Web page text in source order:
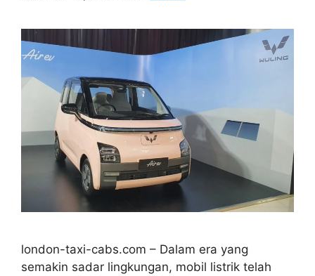
london-taxi-cabs.com – Dalam era yang
semakin sadar lingkungan, mobil listrik telah